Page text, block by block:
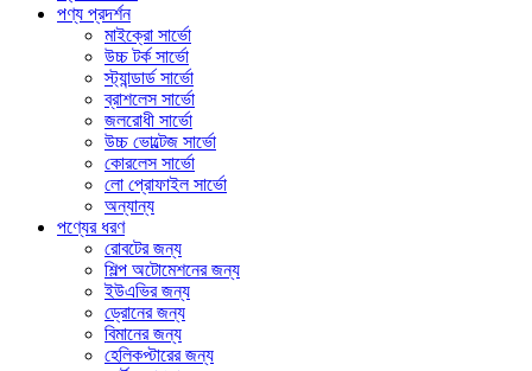
পণ্য প্রদর্শন
মাইক্রো সার্ভো
উচ্চ টর্ক সার্ভো
স্ট্যান্ডার্ড সার্ভো
ব্রাশলেস সার্ভো
জলরোধী সার্ভো
উচ্চ ভোল্টেজ সার্ভো
কোরলেস সার্ভো
লো প্রোফাইল সার্ভো
অন্যান্য
পণ্যের ধরণ
রোবটের জন্য
শিল্প অটোমেশনের জন্য
ইউএভির জন্য
ড্রোনের জন্য
বিমানের জন্য
হেলিকপ্টারের জন্য